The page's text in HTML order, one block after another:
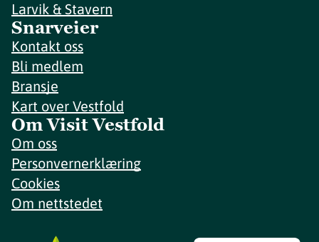
Larvik & Stavern
Snarveier
Kontakt oss
Bli medlem
Bransje
Kart over Vestfold
Om Visit Vestfold
Om oss
Personvernerklæring
Cookies
Om nettstedet